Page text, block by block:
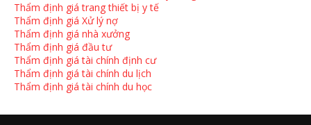
Thẩm định giá trang thiết bị y tế
Thẩm định giá Xử lý nợ
Thẩm định giá nhà xưởng
Thẩm định giá đầu tư
Thẩm định giá tài chính định cư
Thẩm định giá tài chính du lịch
Thẩm định giá tài chính du học